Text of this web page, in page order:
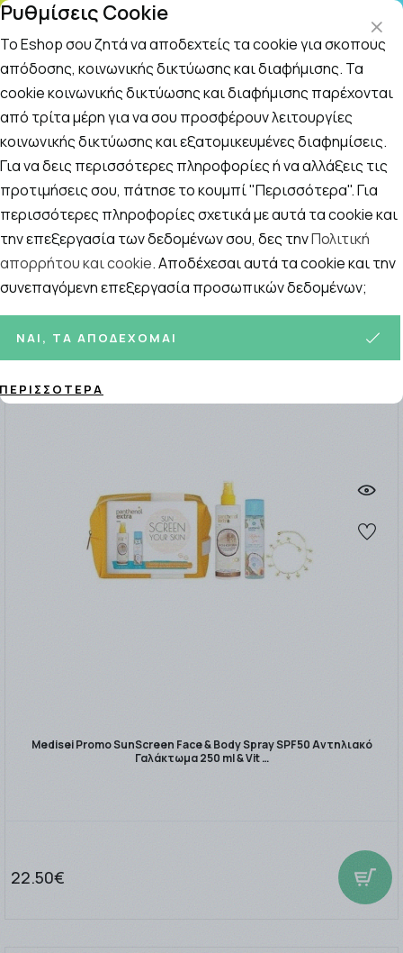
ΤΗΛΕΦΩΝΙΚΟ ΚΕΝΤΡΟ: Δευτ.-Παρασκευή 09:00-14:00 και Σάββατο
09:00-14:00
Αναζήτηση
Αρχική / ΓΥΝΑΙΚΑ / Αντηλιακή Προστασία /Πακέτα
Πακέτα Αντηλιακών
Ταξινόμηση Προβολή
44ΠΡΟΪΌΝΤΑ
Medisei Promo SunScreen Face & Body Spray SPF50 Αντηλιακό
Γαλάκτωμα 250 ml & Vit …
22.50€
Ρυθμίσεις Cookie
Το Eshop σου ζητά να αποδεχτείς τα cookie για σκοπούς
απόδοσης, κοινωνικής δικτύωσης και διαφήμισης. Τα
cookie κοινωνικής δικτύωσης και διαφήμισης παρέχονται
από τρίτα μέρη για να σου προσφέρουν λειτουργίες
κοινωνικής δικτύωσης και εξατομικευμένες διαφημίσεις.
Για να δεις περισσότερες πληροφορίες ή να αλλάξεις τις
προτιμήσεις σου, πάτησε το κουμπί "Περισσότερα". Για
περισσότερες πληροφορίες σχετικά με αυτά τα cookie και
την επεξεργασία των δεδομένων σου, δες τηνΠολιτική
απορρήτου και cookie. Αποδέχεσαι αυτά τα cookie και την
συνεπαγόμενη επεξεργασία προσωπικών δεδομένων;
ΝΑΙ, ΤΑ ΑΠΟΔΈΧΟΜΑΙ
ΠΕΡΙΣΣΌΤΕΡΑ